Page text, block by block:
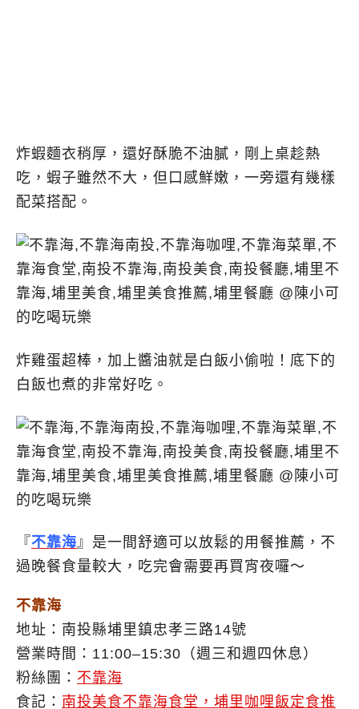
炸蝦麵衣稍厚，還好酥脆不油膩，剛上桌趁熱
吃，蝦子雖然不大，但口感鮮嫩，一旁還有幾樣
配菜搭配。
炸雞蛋超棒，加上醬油就是白飯小偷啦！底下的
白飯也煮的非常好吃。
『 不靠海』是一間舒適可以放鬆的用餐推薦，不
過晚餐食量較大，吃完會需要再買宵夜囉～
不靠海
地址：南投縣埔里鎮忠孝三路14號
營業時間：11:00–15:30（週三和週四休息）
粉絲團： 不靠海
食記： 南投美食不靠海食堂，埔里咖哩飯定食推